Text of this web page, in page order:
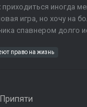
иногда
игра, но хочу на
спавнером долго
право на жизнь